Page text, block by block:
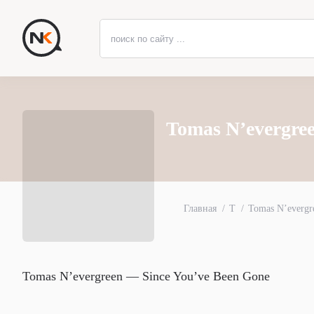
Tomas
Главная T Tomas
Tomas N’evergreen — Since You’ve Been Gone